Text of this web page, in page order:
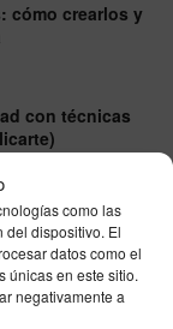
como las
del dispositivo. El
datos como el
únicas en este sitio.
negativamente a
cómo crearlos y
con técnicas
por